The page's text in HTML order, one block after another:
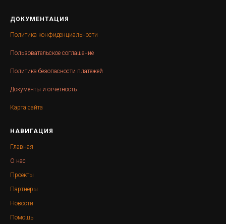
ДОКУМЕНТАЦИЯ
Политика конфиденциальности
Пользовательское соглашение
Политика безопасности платежей
Документы и отчетность
Карта сайта
НАВИГАЦИЯ
Главная
О нас
Проекты
Партнеры
Новости
Помощь